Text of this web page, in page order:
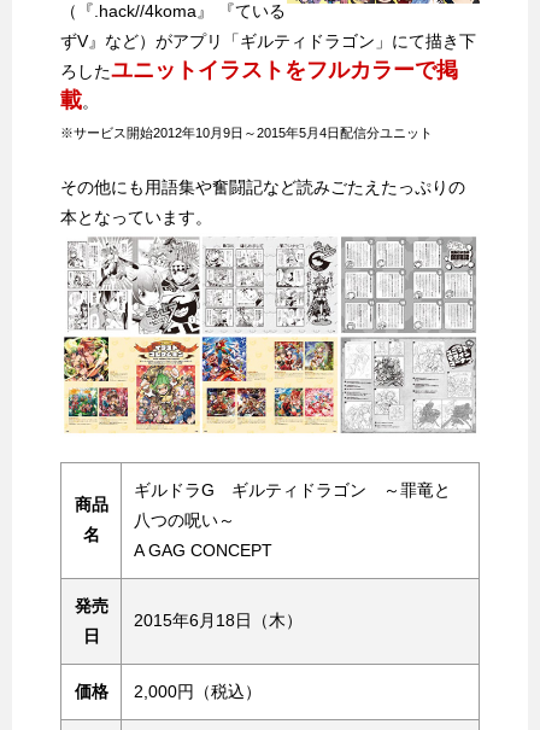
（『.hack//4koma』 『ている
ずV』など）がアプリ「ギルティドラゴン」にて描き下
ろしたユニットイラストをフルカラーで掲
載。
※サービス開始2012年10月9日～2015年5月4日配信分ユニット
その他にも用語集や奮闘記など読みごたえたっぷりの
本となっています。
商品
名
ギルドラG ギルティドラゴン ～罪竜と
八つの呪い～
A GAG CONCEPT
発売
日
2015年6月18日（木）
価格 2,000円（税込）